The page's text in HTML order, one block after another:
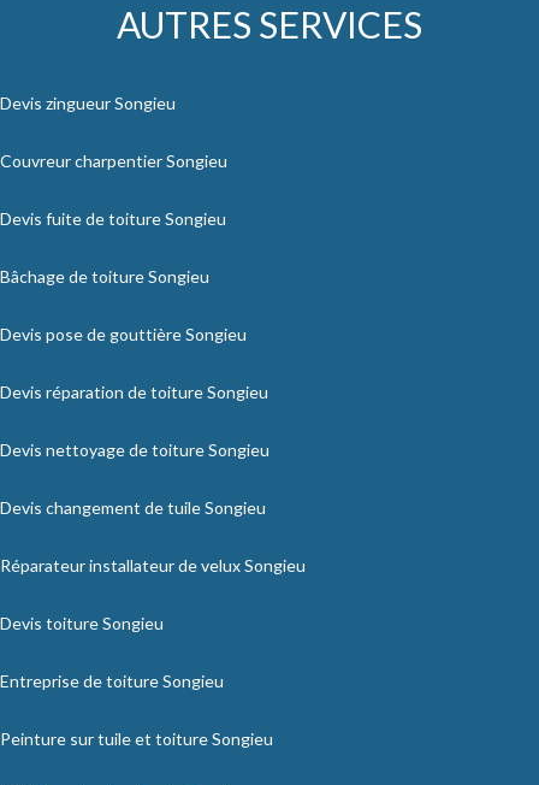
AUTRES SERVICES
Devis zingueur Songieu
Couvreur charpentier Songieu
Devis fuite de toiture Songieu
Bâchage de toiture Songieu
Devis pose de gouttière Songieu
Devis réparation de toiture Songieu
Devis nettoyage de toiture Songieu
Devis changement de tuile Songieu
Réparateur installateur de velux Songieu
Devis toiture Songieu
Entreprise de toiture Songieu
Peinture sur tuile et toiture Songieu